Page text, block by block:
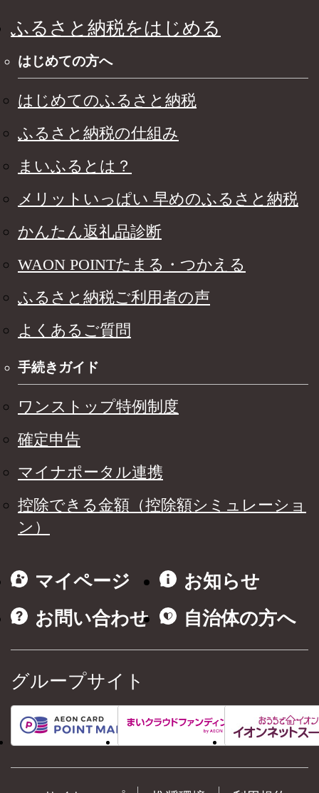
ふるさと納税をはじめる
はじめての方へ
はじめてのふるさと納税
ふるさと納税の仕組み
まいふるとは？
メリットいっぱい 早めのふるさと納税
かんたん返礼品診断
WAON POINTたまる・つかえる
ふるさと納税ご利用者の声
よくあるご質問
手続きガイド
ワンストップ特例制度
確定申告
マイナポータル連携
控除できる金額（控除額シミュレーショ
ン）
マイページ
お知らせ
お問い合わせ
自治体の方へ
グループサイト